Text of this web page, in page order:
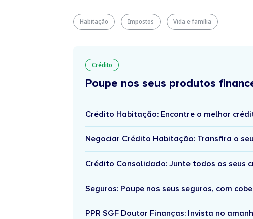
Habitação Impostos Vida e família
Crédito
Poupe nos seus produtos
Crédito Habitação: Encontre o melhor
Negociar Crédito Habitação: Transfira o
Crédito Consolidado: Junte todos os seus
Seguros: Poupe nos seus seguros, com
PPR SGF Doutor Finanças: Invista no